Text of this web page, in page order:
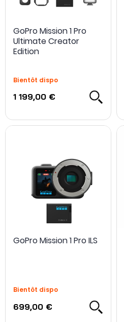
GoPro Mission 1 Pro
Ultimate Creator
Edition
Bientôt dispo
1 199,00 €
GoPro Mission 1 Pro ILS
Bientôt dispo
699,00 €